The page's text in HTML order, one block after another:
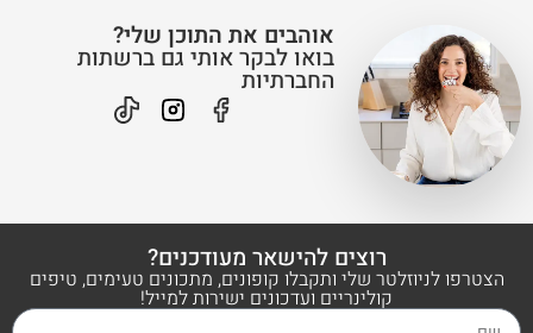
אוהבים את התוכן שלי?
בואו לבקר אותי גם ברשתות
החברתיות
רוצים להישאר מעודכנים?
הצטרפו לניוזלטר שלי ותקבלו קופונים, מתכונים טעימים, טיפים
קולינריים ועדכונים ישירות למייל!